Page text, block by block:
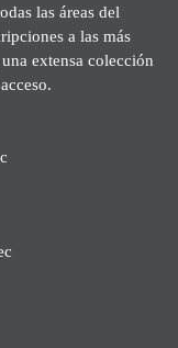
las áreas del
a las más
extensa colección